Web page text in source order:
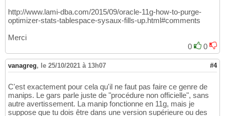
http://www.lami-dba.com/2015/09/oracle-11g-how-to-purge-
optimizer-stats-tablespace-sysaux-fills-up.html#comments
Merci
0
0
vanagreg, le 25/10/2021 à 13h07 #4
C'est exactement pour cela qu'il ne faut pas faire ce genre de
manips. Le gars parle juste de "procédure non officielle", sans
autre avertissement. La manip fonctionne en 11g, mais je
suppose que tu dois être dans une version supérieure ou des